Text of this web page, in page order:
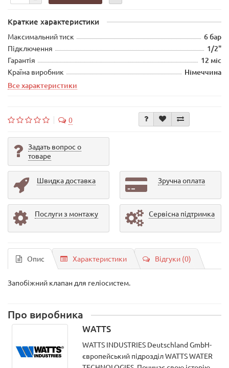
Краткие характеристики
Максимальний тиск 6 бар
Підключення 1/2"
Гарантія 12 міс
Країна виробник
Німеччина
Все характеристики
0
Задать вопрос о
товаре
Швидка доставка Зручна оплата
Послуги з монтажу Сервісна підтримка
Опис Характеристики Відгуки (0)
Запобіжний клапан для геліосистем.
Про виробника
WATTS
WATTS INDUSTRIES Deutschland GmbH-
європейський підрозділ WATTS WATER